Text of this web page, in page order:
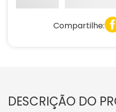
Compartilhe:
DESCRIÇÃO DO